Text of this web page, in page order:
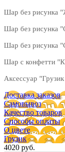
Шар без рисунка
Шар без рисунка
Шар без рисунка
Шар с конфетти
Аксессуар
Доставка заказов
Самовывоз
Качество товаров
Способы оплаты
О цвете
Грузик
4020 руб.